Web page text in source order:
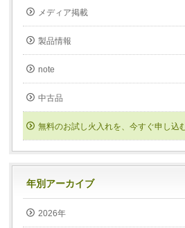
メディア掲載
製品情報
note
中古品
無料のお試し火入れを、今すぐ申し込
年別アーカイブ
2026年